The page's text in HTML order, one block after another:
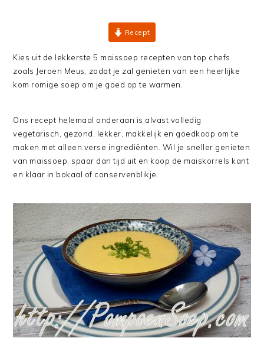
Recept
Kies uit de lekkerste 5 maissoep recepten van top chefs
zoals Jeroen Meus, zodat je zal genieten van een heerlijke
kom romige soep om je goed op te warmen.
Ons recept helemaal onderaan is alvast volledig
vegetarisch, gezond, lekker, makkelijk en goedkoop om te
maken met alleen verse ingrediënten. Wil je sneller genieten
van maissoep, spaar dan tijd uit en koop de maiskorrels kant
en klaar in bokaal of conservenblikje.